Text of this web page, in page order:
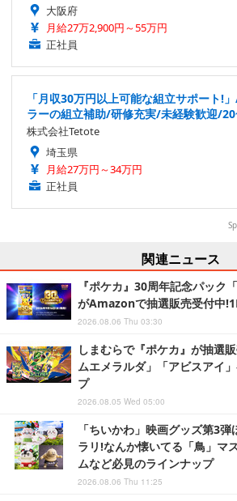
大阪府
月給27万2,900円～55万円
正社員
「月収30万円以上可能な組立サポート!
ラーの組立補助/研修充実/未経験歓迎/
株式会社Tetote
埼玉県
月給27万円～34万円
正社員
関連ニュース
『ポケカ』30周年記念パック
がAmazonで抽選販売受付中
2026.08.06 Thu 03:30
しまむらで『ポケカ』が抽選
ムエメラルダ」「アビスアイ
プ
2026.08.05 Wed 05:00
「ちいかわ」映画グッズ第3
ラリ!なんか懐いてる「鳥」マ
ムなど必見のラインナップ
2026.08.06 Thu 11:25